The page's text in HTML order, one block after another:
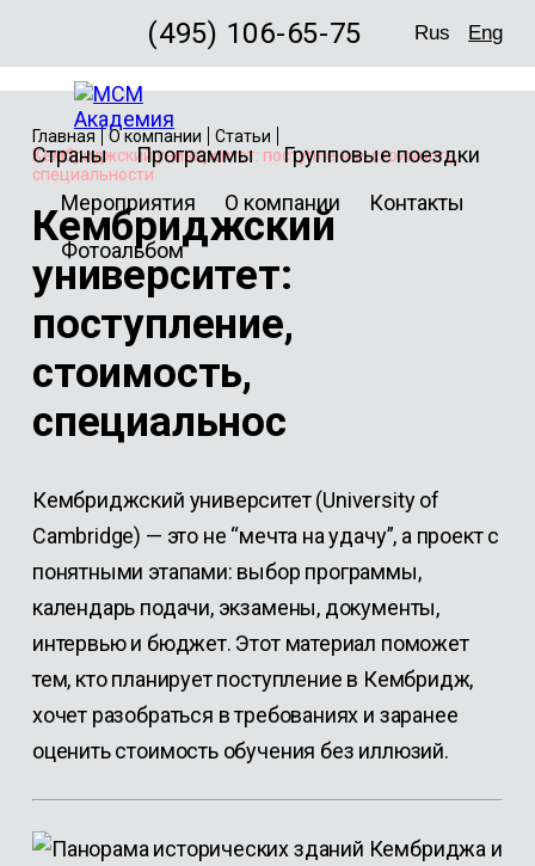
(495) 106-65-75 Rus Eng
Страны Программы
Групповые поездки
Мероприятия
О компании
Контакты
Фотоальбом
Главная О компании
Статьи
Кембриджский университет: поступление, стоимость,
специальности
Кембриджский
университет:
поступление,
стоимость,
специальнос
Кембриджский университет (University of
Cambridge) — это не “мечта на удачу”, а проект с
понятными этапами: выбор программы,
календарь подачи, экзамены, документы,
интервью и бюджет. Этот материал поможет
тем, кто планирует поступление в Кембридж,
хочет разобраться в требованиях и заранее
оценить стоимость обучения без иллюзий.